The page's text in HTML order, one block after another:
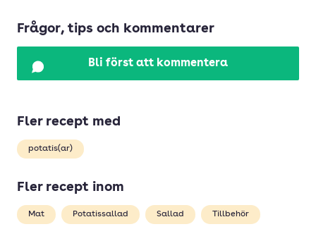
Frågor, tips och kommentarer
Bli först att kommentera
Fler recept med
potatis(ar)
Fler recept inom
Mat Potatissallad Sallad Tillbehör